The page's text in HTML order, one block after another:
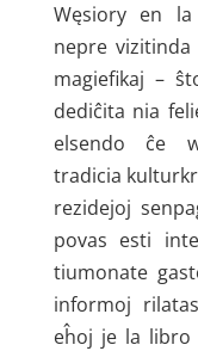
Węsiory en
nepre
magiefikaj –
dediĉita nia
elsendo ĉe
tradicia
rezidejoj
povas esti
tiumonate
informoj
eĥoj je la libro